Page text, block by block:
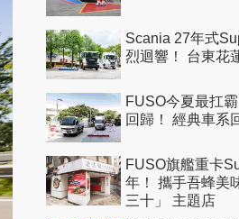
Scania 27年式
烈迴響！ 台東花
FUSO今夏最扛
回歸！ 經典車系
FUSO旗艦重卡
年！ 攜手吾蜂美
三十」 主題店